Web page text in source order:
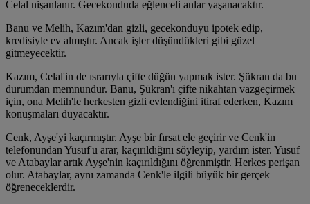
Celal nişanlanır. Gecekonduda eğlenceli anlar yaşanacaktır.
Banu ve Melih, Kazım'dan gizli, gecekonduyu ipotek edip,
kredisiyle ev almıştır. Ancak işler düşündükleri gibi güzel
gitmeyecektir.
Kazım, Celal'in de ısrarıyla çifte düğün yapmak ister. Şükran da bu
durumdan memnundur. Banu, Şükran'ı çifte nikahtan vazgeçirmek
için, ona Melih'le herkesten gizli evlendiğini itiraf ederken, Kazım
konuşmaları duyacaktır.
Cenk, Ayşe'yi kaçırmıştır. Ayşe bir fırsat ele geçirir ve Cenk'in
telefonundan Yusuf'u arar, kaçırıldığını söyleyip, yardım ister. Yusuf
ve Atabaylar artık Ayşe'nin kaçırıldığını öğrenmiştir. Herkes perişan
olur. Atabaylar, aynı zamanda Cenk'le ilgili büyük bir gerçek
öğreneceklerdir.